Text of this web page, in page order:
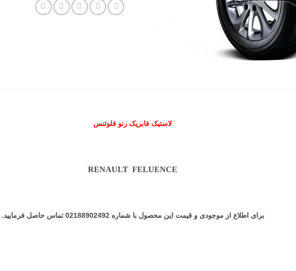
لاستیک فابریک رنو فلوئنس
RENAULT FELUENCE
برای اطلاع از موجودی و قیمت این محصول با شماره 02188902492 تماس حاصل فرمایید.